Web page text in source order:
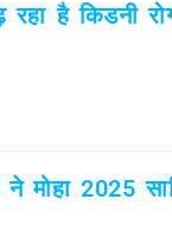
है किडनी
ने मोहा 2025